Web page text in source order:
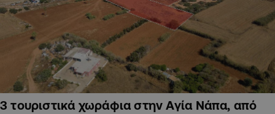
3 τουριστικά χωράφια στην Αγία Νάπα, από